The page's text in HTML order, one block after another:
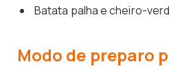
Batata palha e cheiro-
Modo de preparo